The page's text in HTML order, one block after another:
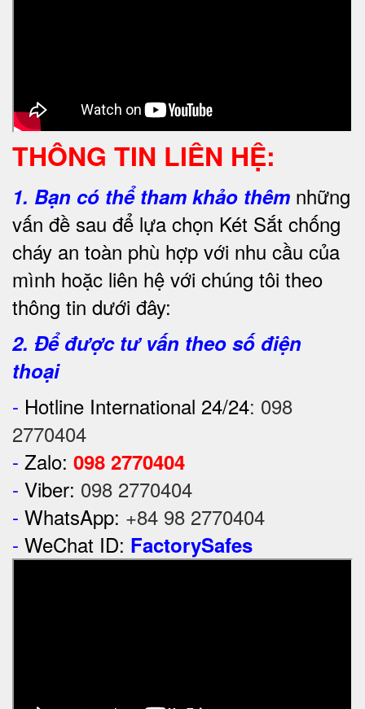
THÔNG TIN LIÊN HỆ:
1. Bạn có thể tham khảo thêm những
vấn đề sau để lựa chọn Két Sắt chống
cháy an toàn phù hợp với nhu cầu của
mình hoặc liên hệ với chúng tôi theo
thông tin dưới đây:
2. Để được tư vấn theo số điện
thoại
- Hotline International 24/24: 098
2770404
- Zalo: 098 2770404
- Viber: 098 2770404
- WhatsApp: +84 98 2770404
- WeChat ID: FactorySafes